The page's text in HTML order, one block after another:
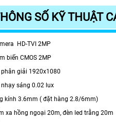
SỐ KỸ THUẬT
HD-TVI 2MP
biến CMOS 2MP
phân giải 1920x1080
nhạy sáng 0.02 lux
kính 3.6mm ( đặt hàng 2.8/6mm)
xa hồng ngoại 20m, đèn led trằng 20m